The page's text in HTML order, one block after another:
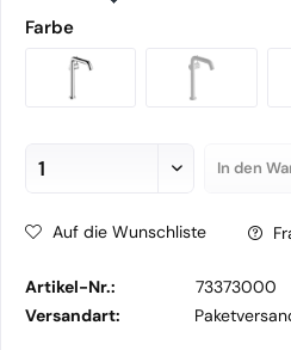
Farbe
In den
Auf die Wunschliste
Artikel-Nr.:
73373000
Versandart: